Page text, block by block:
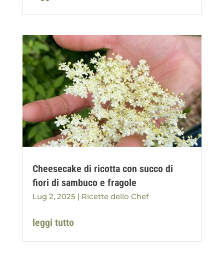
Cheesecake di ricotta con succo di
fiori di sambuco e fragole
Lug 2, 2025 | Ricette dello Chef
leggi tutto